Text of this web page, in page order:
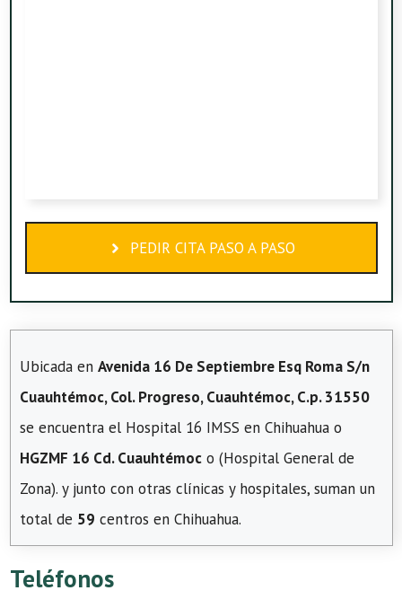
PEDIR CITA PASO A PASO
Ubicada en Avenida 16 De Septiembre Esq Roma S/n
Cuauhtémoc, Col. Progreso, Cuauhtémoc, C.p. 31550
se encuentra el Hospital 16 IMSS en Chihuahua o
HGZMF 16 Cd. Cuauhtémoc o (Hospital General de
Zona). y junto con otras clínicas y hospitales, suman un
total de 59 centros en Chihuahua.
Teléfonos